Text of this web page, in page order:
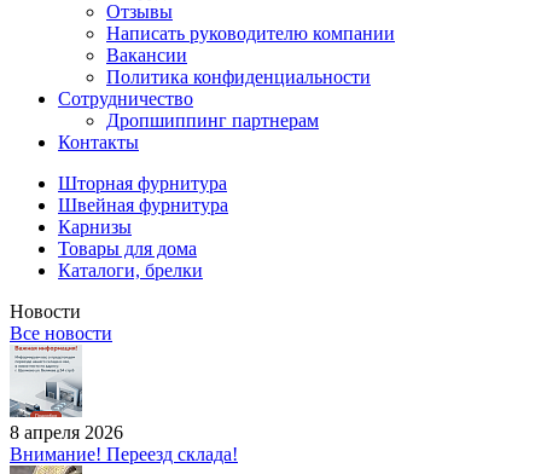
Отзывы
Написать руководителю компании
Вакансии
Политика конфиденциальности
Сотрудничество
Дропшиппинг партнерам
Контакты
Шторная фурнитура
Швейная фурнитура
Карнизы
Товары для дома
Каталоги, брелки
Новости
Все новости
8 апреля 2026
Внимание! Переезд склада!